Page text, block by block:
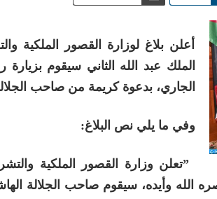
أعلن بلاغ لوزارة القصور الملكية
الجاري، بدعوة كريمة من صاحب
وفي ما يلي نص البلاغ:
”تعلن وزارة القصور الملكية
وأيده، سيقوم صاحب الجلالة